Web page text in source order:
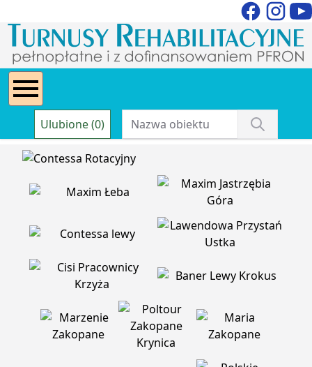
Ulubione (0)